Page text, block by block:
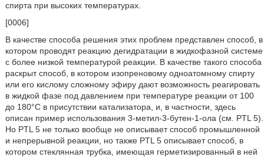
спирта при высоких температурах.
[0006]
В качестве способа решения этих проблем представлен способ, в
котором проводят реакцию дегидратации в жидкофазной системе
с более низкой температурой реакции. В качестве такого способа
раскрыт способ, в котором изопреновому одноатомному спирту
или его кислому сложному эфиру дают возможность реагировать
в жидкой фазе под давлением при температуре реакции от 100
до 180°С в присутствии катализатора, и, в частности, здесь
описан пример использования 3-метил-3-бутен-1-ола (см. PTL 5).
Но PTL 5 не только вообще не описывает способ промышленной
и непрерывной реакции, но также PTL 5 описывает способ, в
котором стеклянная трубка, имеющая герметизированный в ней